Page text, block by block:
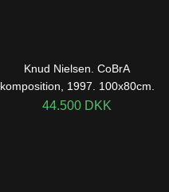
Knud Nielsen. CoBrA
komposition, 1997. 100x80cm.
44.500 DKK